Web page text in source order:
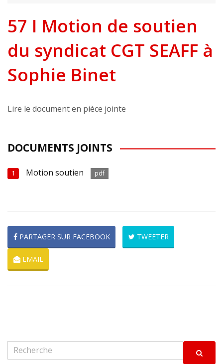
57 I Motion de soutien
du syndicat CGT SEAFF à
Sophie Binet
Lire le document en pièce jointe
DOCUMENTS JOINTS
1 Motion soutien pdf
PARTAGER SUR FACEBOOK TWEETER
EMAIL